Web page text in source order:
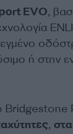
EVO,
ή στην
,